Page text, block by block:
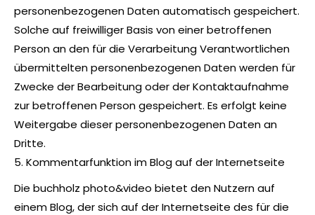
personenbezogenen Daten automatisch gespeichert.
Solche auf freiwilliger Basis von einer betroffenen
Person an den für die Verarbeitung Verantwortlichen
übermittelten personenbezogenen Daten werden für
Zwecke der Bearbeitung oder der Kontaktaufnahme
zur betroffenen Person gespeichert. Es erfolgt keine
Weitergabe dieser personenbezogenen Daten an
Dritte.
5. Kommentarfunktion im Blog auf der Internetseite
Die buchholz photo&video bietet den Nutzern auf
einem Blog, der sich auf der Internetseite des für die